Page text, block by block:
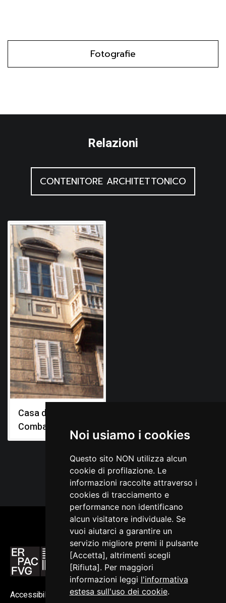
Noi usiamo i cookies
Questo sito NON utilizza alcun
cookie di profilazione. Le
informazioni raccolte attraverso i
cookies di tracciamento e
performance non identificano
alcun visitatore individuale. Se
vuoi aiutarci a garantire un
servizio migliore premi il pulsante
[Accetta], altrimenti scegli
[Rifiuta]. Per maggiori
informazioni leggi l'informativa
estesa sull'uso dei cookie.
Fotografie
Relazioni
CONTENITORE ARCHITETTONICO
Casa del
Combattente
Accessibilità